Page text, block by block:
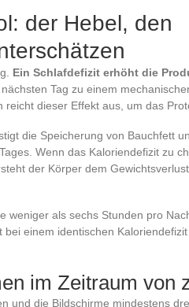
der Hebel, den
Ein Schlafdefizit erhöht die
nächsten Tag zu einem
dieser Effekt aus, um das
die Speicherung von Bauchfett
Wenn das Kaloriendefizit zu
der Körper dem
weniger als sechs Stunden pro
einem identischen
im Zeitraum von
und die Bildschirme mindestens